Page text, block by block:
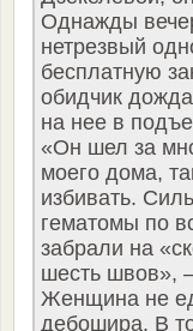
Однажды
нетрезвый
бесплатную
обидчик
на нее в
«Он шел за
моего дома,
избивать.
гематомы по
забрали на
шесть швов»,
Женщина не
дебошира. В